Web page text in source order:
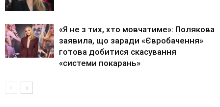
«Я не з тих, хто мовчатиме»: Полякова
заявила, що заради «Євробачення»
готова добитися скасування
«системи покарань»